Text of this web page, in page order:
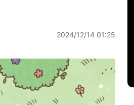
2024/12/14 01:25